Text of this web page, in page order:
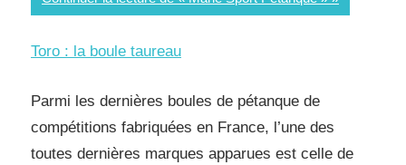
Toro : la boule taureau
Parmi les dernières boules de pétanque de
compétitions fabriquées en France, l’une des
toutes dernières marques apparues est celle de